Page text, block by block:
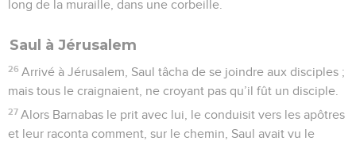
long de la muraille, dans une corbeille.
Saul à Jérusalem
26 Arrivé à Jérusalem, Saul tâcha de se joindre aux disciples ;
mais tous le craignaient, ne croyant pas qu’il fût un disciple.
27 Alors Barnabas le prit avec lui, le conduisit vers les apôtres
et leur raconta comment, sur le chemin, Saul avait vu le